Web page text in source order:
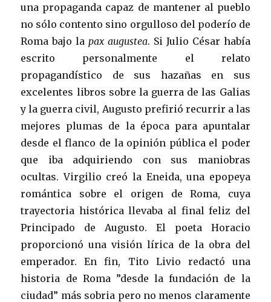
una propaganda capaz de mantener al pueblo
no sólo contento sino orgulloso del poderío de
Roma bajo la pax augustea. Si Julio César había
escrito personalmente el relato
propagandístico de sus hazañas en sus
excelentes libros sobre la guerra de las Galias
y la guerra civil, Augusto prefirió recurrir a las
mejores plumas de la época para apuntalar
desde el flanco de la opinión pública el poder
que iba adquiriendo con sus maniobras
ocultas. Virgilio creó la Eneida, una epopeya
romántica sobre el origen de Roma, cuya
trayectoria histórica llevaba al final feliz del
Principado de Augusto. El poeta Horacio
proporcionó una visión lírica de la obra del
emperador. En fin, Tito Livio redactó una
historia de Roma ”desde la fundación de la
ciudad” más sobria pero no menos claramente